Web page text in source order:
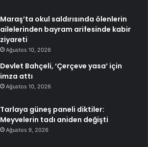
Maraş’ta okul saldırısında ölenlerin
ailelerinden bayram arifesinde kabir
ziyareti
Ağustos 10, 2026
Devlet Bahçeli, ‘Çerçeve yasa’ için
imza attı
Ağustos 10, 2026
Tarlaya güneş paneli diktiler:
Meyvelerin tadı aniden değişti
Ağustos 9, 2026